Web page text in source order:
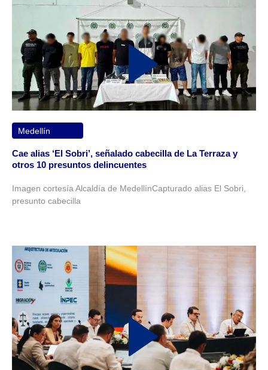
Medellín
Cae alias ‘El Sobri’, señalado cabecilla de La Terraza y
otros 10 presuntos delincuentes
Imagen cortesía Alcaldía de MedellínCapturado alias El Sobri,
presunto cabecilla